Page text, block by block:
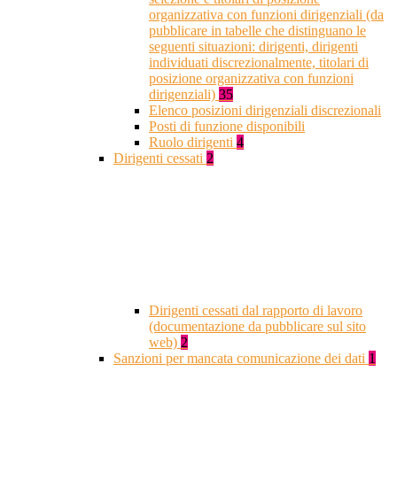
organizzativa con funzioni dirigenziali (da
pubblicare in tabelle che distinguano le
seguenti situazioni: dirigenti, dirigenti
individuati discrezionalmente, titolari di
posizione organizzativa con funzioni
dirigenziali) 35
Elenco posizioni dirigenziali discrezionali
Posti di funzione disponibili
Ruolo dirigenti 4
Dirigenti cessati 2
Dirigenti cessati dal rapporto di lavoro
(documentazione da pubblicare sul sito
web) 2
Sanzioni per mancata comunicazione dei dati 1